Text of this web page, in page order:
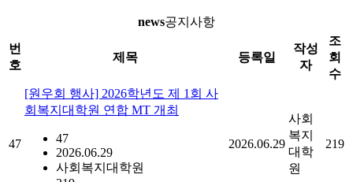
news공지사항
번
호
제목 등록일
작성
자
조
회
수
47
[원우회 행사] 2026학년도 제 1회 사
회복지대학원 연합 MT 개최
47
2026.06.29
사회복지대학원
2026.06.29
사회
복지
대학
원
219